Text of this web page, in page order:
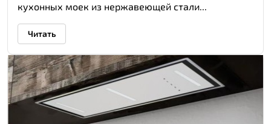
кухонных моек из нержавеющей стали...
Читать